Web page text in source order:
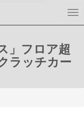
」フロア超
ラッチカー